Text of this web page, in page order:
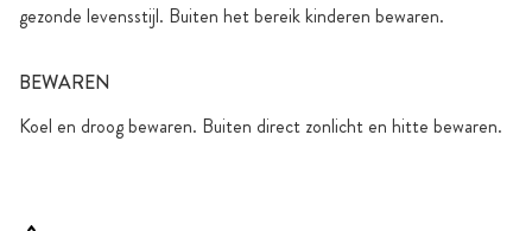
gezonde levensstijl. Buiten het bereik kinderen bewaren.
BEWAREN
Koel en droog bewaren. Buiten direct zonlicht en hitte bewaren.